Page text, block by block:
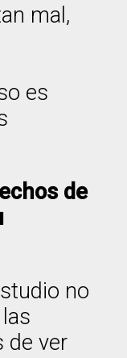
mal,
es
de
no
de ver